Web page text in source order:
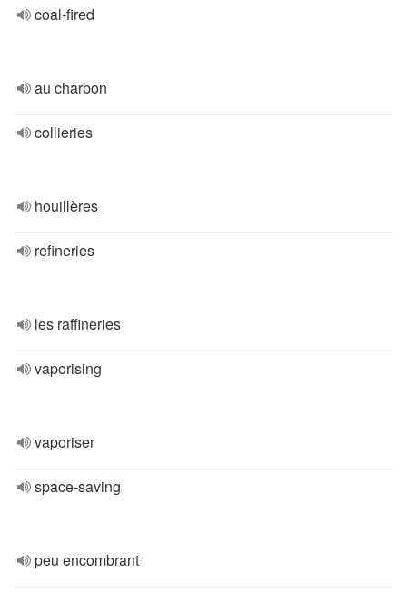
coal-fired
au charbon
collieries
houillères
refineries
les raffineries
vaporising
vaporiser
space-saving
peu encombrant